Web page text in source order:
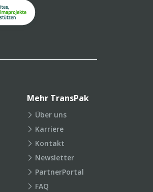
Mehr TransPak
Über uns
Karriere
Kontakt
Newsletter
PartnerPortal
FAQ